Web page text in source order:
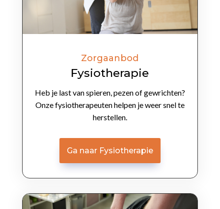
Zorgaanbod
Fysiotherapie
Heb je last van spieren, pezen of gewrichten?
Onze fysiotherapeuten helpen je weer snel te
herstellen.
Ga naar Fysiotherapie